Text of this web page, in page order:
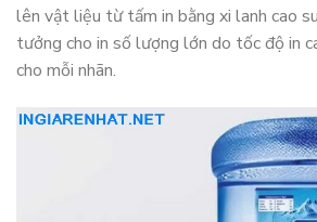
lên vật liệu từ tấm in bằng xi lanh cao
tưởng cho in số lượng lớn do tốc độ in
cho mỗi nhãn.